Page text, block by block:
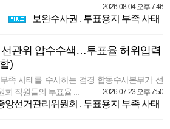
2026-08-04 오후 7:46
보완수사권 , 투표용지 부족 사태
선관위 압수수색…투표율 허위입력
)
족 사태를 수사하는 검경 합동수사본부가 선
회 직원들의 투표율 ...
2026-07-23 오후 7:50
앙선거관리위원회 , 투표용지 부족 사태